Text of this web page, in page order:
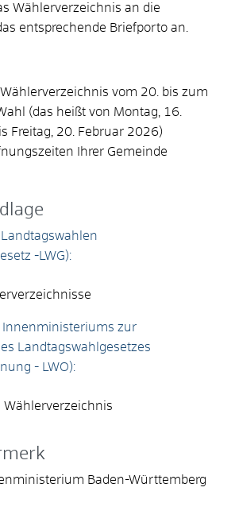
Wählerverzeichnis an die
entsprechende Briefporto an.
vom 20. bis zum
(das heißt von Montag, 16.
Freitag, 20. Februar 2026)
Ihrer Gemeinde
-LWG):
Innenministeriums zur
Landtagswahlgesetzes
- LWO):
Baden-Württemberg